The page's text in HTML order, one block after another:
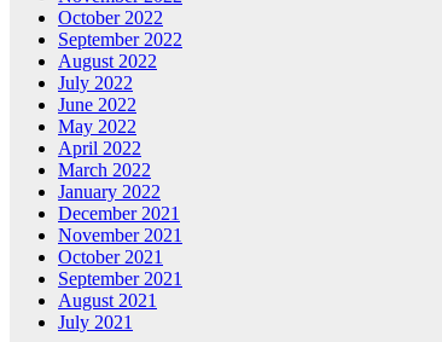
October 2022
September 2022
August 2022
July 2022
June 2022
May 2022
April 2022
March 2022
January 2022
December 2021
November 2021
October 2021
September 2021
August 2021
July 2021